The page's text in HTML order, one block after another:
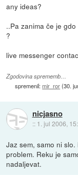
any ideas?
..Pa zanima če je
?
live messenger
Zgodovina sprememb…
spremenil:mir_ror(30.
nicjasno
:: 1. jul 2006,
Jaz sem, samo ni
problem. Reku je
nadaljevat.